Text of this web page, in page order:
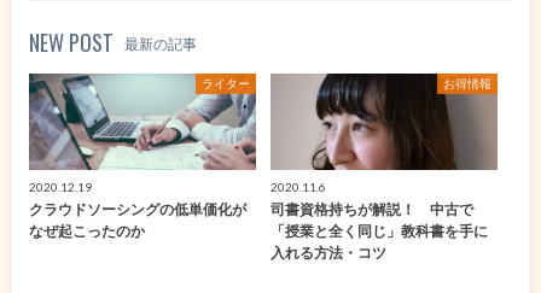
NEW POST 最新の記事
ライター
2020.12.19
クラウドソーシングの低単価化が
なぜ起こったのか
お得情報
2020.11.6
司書資格持ちが解説！ 中古で
「授業と全く同じ」教科書を手に
入れる方法・コツ